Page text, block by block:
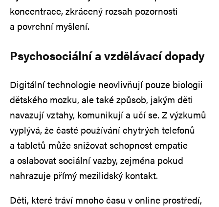
koncentrace, zkrácený rozsah pozornosti
a povrchní myšlení.
Psychosociální a vzdělávací dopady
Digitální technologie neovlivňují pouze biologii
dětského mozku, ale také způsob, jakým děti
navazují vztahy, komunikují a učí se. Z výzkumů
vyplývá, že časté používání chytrých telefonů
a tabletů může snižovat schopnost empatie
a oslabovat sociální vazby, zejména pokud
nahrazuje přímý mezilidský kontakt.
Děti, které tráví mnoho času v online prostředí,